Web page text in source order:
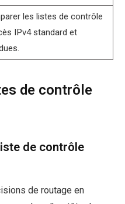
les listes de contrôle
IPv4 standard et
de contrôle
de contrôle
de routage en